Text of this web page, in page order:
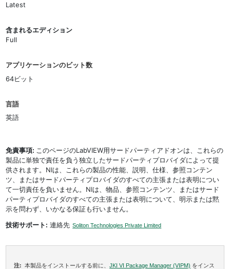
Latest
含まれるエディション
Full
アプリケーションのビット数
64ビット
言語
英語
免責事項: このページのLabVIEW用サードパーティアドオンは、これらの
製品に単独で責任を負う独立したサードパーティプロバイダによって提
供されます。NIは、これらの製品の性能、説明、仕様、参照コンテン
ツ、またはサードパーティプロバイダのすべての主張または表明につい
て一切責任を負いません。NIは、物品、参照コンテンツ、またはサード
パーティプロバイダのすべての主張または表明について、明示または黙
示を問わず、いかなる保証も行いません。
技術サポート: 連絡先 Soliton Technologies Private Limited
注:本製品をインストールする前に、JKI VI Package Manager (VIPM) をインス